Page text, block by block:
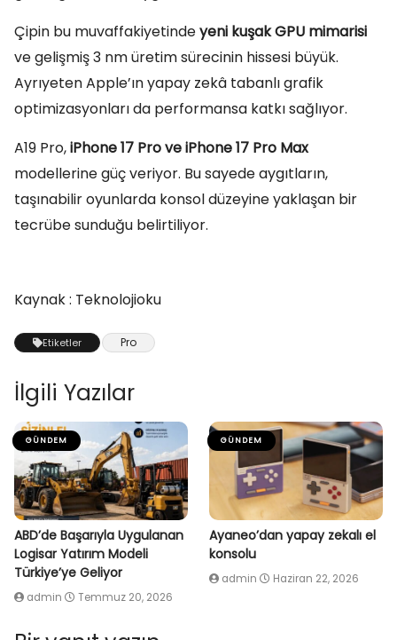
Çipin bu muvaffakiyetindeyeni kuşak GPU mimarisi
ve gelişmiş 3 nm üretim sürecinin hissesi büyük.
Ayrıyeten Apple’ın yapay zekâ tabanlı grafik
optimizasyonları da performansa katkı sağlıyor.
A19 Pro,iPhone 17 Pro ve iPhone 17 Pro Max
modellerine güç veriyor. Bu sayede aygıtların,
taşınabilir oyunlarda konsol düzeyine yaklaşan bir
tecrübe sunduğu belirtiliyor.
Kaynak : Teknolojioku
Etiketler Pro
İlgili Yazılar
GÜNDEM
ABD’de Başarıyla Uygulanan
Logisar Yatırım Modeli
Türkiye’ye Geliyor
admin Temmuz 20, 2026
GÜNDEM
Ayaneo’dan yapay zekalı el
konsolu
admin Haziran 22, 2026